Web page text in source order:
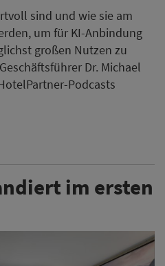
sind und wie sie am
um für KI-Anbindung
großen Nutzen zu
Dr. Michael
Podcasts
im ersten